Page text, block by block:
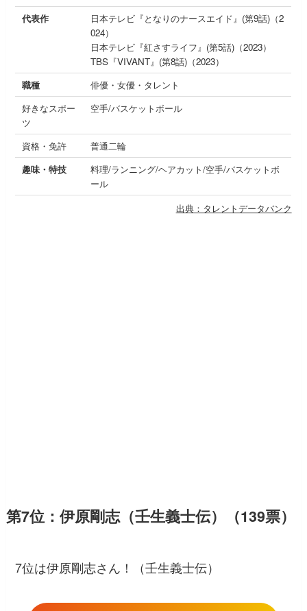
代表作
日本テレビ『となりのナースエイド』(第9話)（2
024）
日本テレビ『紅さすライフ』(第5話)（2023）
TBS『VIVANT』(第8話)（2023）
職種
俳優・女優・タレント
好きなスポー
ツ
空手/バスケットボール
資格・免許
普通二輪
趣味・特技
料理/ランニング/ヘアカット/空手/バスケットボ
ール
出典：タレントデータバンク
第7位：伊原剛志（壬生義士伝）（139票）
7位は伊原剛志さん！（壬生義士伝）